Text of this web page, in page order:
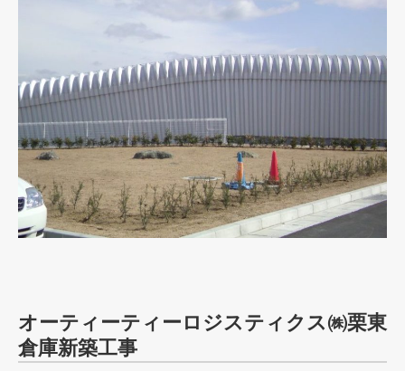
オーティーティーロジスティクス㈱栗東
倉庫新築工事